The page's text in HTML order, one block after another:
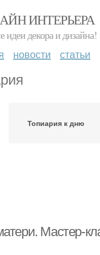
ИНТЕРЬЕРА
идеи декора и дизайна!
новости статьи
Топиария к дню
Мастер-